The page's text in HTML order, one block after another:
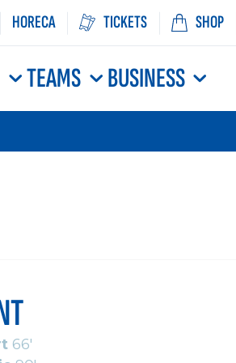
HORECA TICKETS SHOP
TEAMS BUSINESS
66'